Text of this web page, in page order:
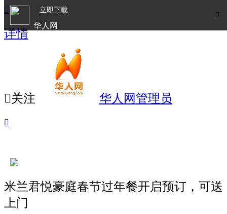

立即下载
华人网

详情
关注 华人网管理员

米兰君悦豪庭春节过年餐开启预订，可送
上门